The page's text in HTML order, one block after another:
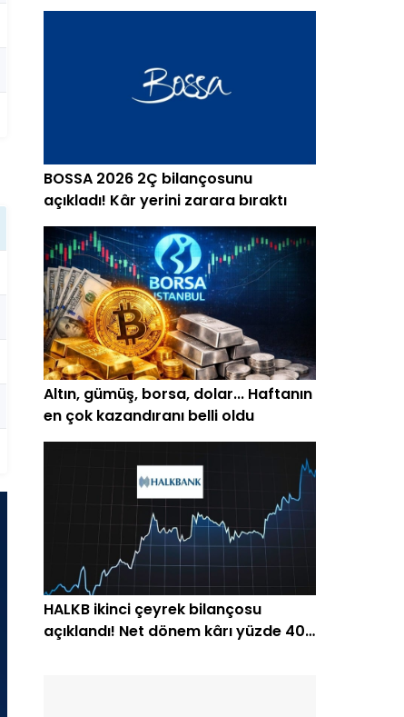
BOSSA 2026 2Ç bilançosunu
açıkladı! Kâr yerini zarara bıraktı
Altın, gümüş, borsa, dolar... Haftanın
en çok kazandıranı belli oldu
HALKB ikinci çeyrek bilançosu
açıklandı! Net dönem kârı yüzde 40